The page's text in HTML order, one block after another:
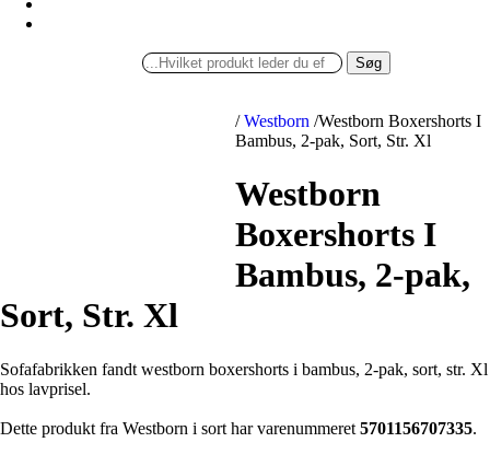
Søg
/ Westborn /Westborn Boxershorts I
Bambus, 2-pak, Sort, Str. Xl
Westborn
Boxershorts I
Bambus, 2-pak,
Sort, Str. Xl
Sofafabrikken fandt westborn boxershorts i bambus, 2-pak, sort, str. Xl
hos lavprisel.
Dette produkt fra Westborn i sort har varenummeret 5701156707335.